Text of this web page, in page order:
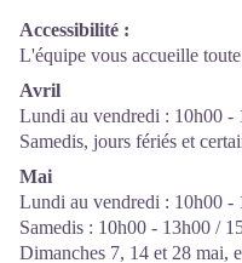
organiser votre séjour. Elle
les multiples activités et
Son objectif, c’est la réussite
L’Office de Tourisme est
missions : l'accueil
promotion/communication
accompagnement de
labellisation, ateliers
Accessibilité :
L'équipe vous accueille
Avril
Lundi au vendredi : 10h00 -
Samedis, jours fériés et
Mai
Lundi au vendredi : 10h00 -
Samedis : 10h00 - 13h00 /
Dimanches 7, 14 et 28 mai,